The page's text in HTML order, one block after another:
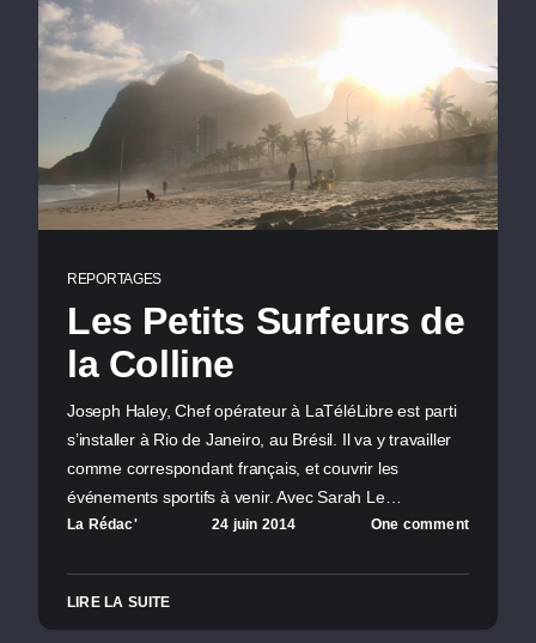
REPORTAGES
Les Petits Surfeurs de
la Colline
Joseph Haley, Chef opérateur à LaTéléLibre est parti
s’installer à Rio de Janeiro, au Brésil. Il va y travailler
comme correspondant français, et couvrir les
événements sportifs à venir. Avec Sarah Le…
La Rédac' 24 juin 2014 One comment
LIRE LA SUITE